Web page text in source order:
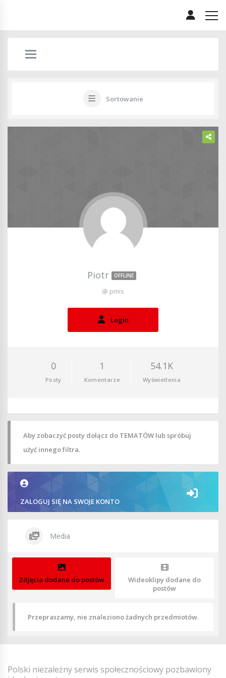
Sortowanie
Piotr OFFLINE
@ pmis
Login
0
Posty
1
Komentarze
54.1K
Wyświetlenia
Aby zobaczyć posty dołącz do TEMATÓW lub spróbuj
użyć innego filtra.
ZALOGUJ SIĘ NA SWOJE KONTO
Media
Zdjęcia dodane do postów
Wideoklipy dodane do
postów
Przepraszamy, nie znaleziono żadnych przedmiotów.
Polski niezależny serwis społecznościowy pozbawiony